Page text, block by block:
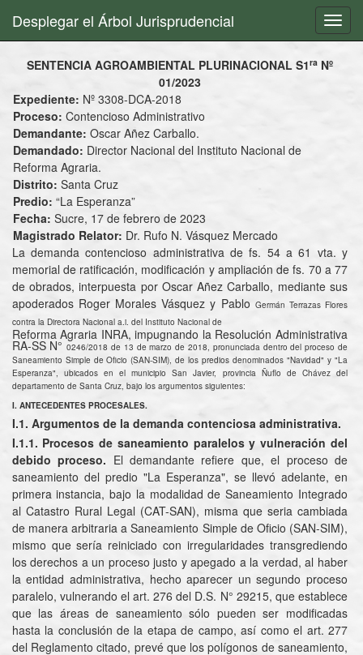
Desplegar el Árbol Jurisprudencial
SENTENCIA AGROAMBIENTAL PLURINACIONAL S1ra Nº
01/2023
Expediente: Nº 3308-DCA-2018
Proceso: Contencioso Administrativo
Demandante: Oscar Añez Carballo.
Demandado: Director Nacional del Instituto Nacional de
Reforma Agraria.
Distrito: Santa Cruz
Predio: “La Esperanza”
Fecha: Sucre, 17 de febrero de 2023
Magistrado Relator: Dr. Rufo N. Vásquez Mercado
La demanda contencioso administrativa de fs. 54 a 61 vta. y
memorial de ratificación, modificación y ampliación de fs. 70 a 77
de obrados, interpuesta por Oscar Añez Carballo, mediante sus
apoderados Roger Morales Vásquez y Pablo Germán Terrazas Flores
contra la Directora Nacional a.i. del Instituto Nacional de
Reforma Agraria INRA, impugnando la Resolución Administrativa
RA-SS N°0246/2018 de 13 de marzo de 2018, pronunciada dentro del proceso de
Saneamiento Simple de Oficio (SAN-SIM), de los predios denominados "Navidad" y "La
Esperanza", ubicados en el municipio San Javier, provincia Ñuflo de Chávez del
departamento de Santa Cruz, bajo los argumentos siguientes:
I. ANTECEDENTES PROCESALES.
I.1. Argumentos de la demanda contenciosa administrativa.
I.1.1. Procesos de saneamiento paralelos y vulneración del
debido proceso. El demandante refiere que, el proceso de
saneamiento del predio "La Esperanza", se llevó adelante, en
primera instancia, bajo la modalidad de Saneamiento Integrado
al Catastro Rural Legal (CAT-SAN), misma que seria cambiada
de manera arbitraria a Saneamiento Simple de Oficio (SAN-SIM),
mismo que sería reiniciado con irregularidades transgrediendo
los derechos a un proceso justo y apegado a la verdad, al haber
la entidad administrativa, hecho aparecer un segundo proceso
paralelo, vulnerando el art. 276 del D.S. N° 29215, que establece
que las áreas de saneamiento sólo pueden ser modificadas
hasta la conclusión de la etapa de campo, así como el art. 277
del Reglamento citado, prevé que los polígonos de saneamiento,